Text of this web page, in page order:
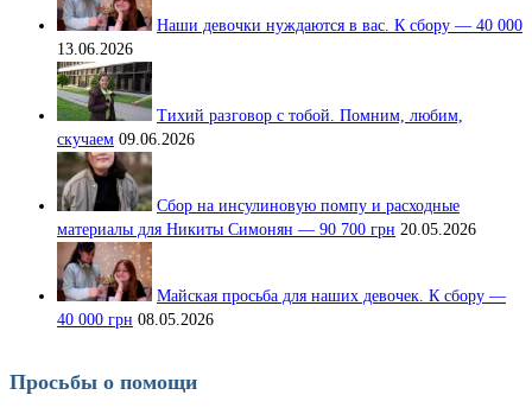
Наши девочки нуждаются в вас. К сбору — 40 000
13.06.2026
Тихий разговор с тобой. Помним, любим,
скучаем 09.06.2026
Сбор на инсулиновую помпу и расходные
материалы для Никиты Симонян — 90 700 грн 20.05.2026
Майская просьба для наших девочек. К сбору —
40 000 грн 08.05.2026
Просьбы о помощи